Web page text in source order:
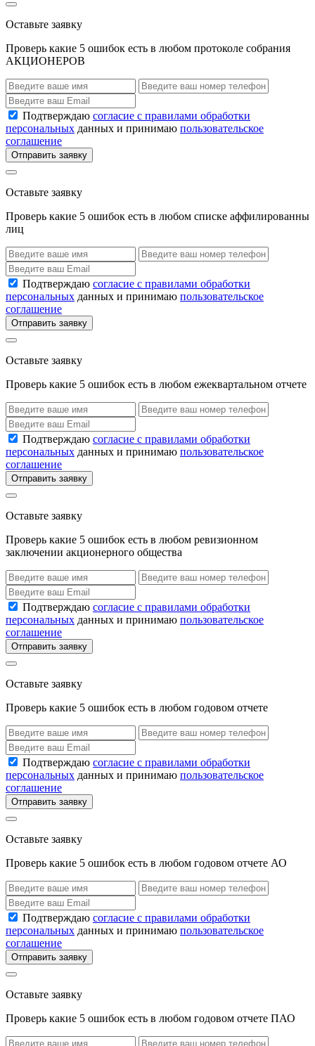
Оставьте заявку
Проверь какие 5 ошибок есть в любом протоколе собрания
АКЦИОНЕРОВ
Подтверждаю согласие с правилами обработки
персональных данных и принимаю пользовательское
соглашение
Отправить заявку
Оставьте заявку
Проверь какие 5 ошибок есть в любом списке аффилированны
лиц
Подтверждаю согласие с правилами обработки
персональных данных и принимаю пользовательское
соглашение
Отправить заявку
Оставьте заявку
Проверь какие 5 ошибок есть в любом ежеквартальном отчете
Подтверждаю согласие с правилами обработки
персональных данных и принимаю пользовательское
соглашение
Отправить заявку
Оставьте заявку
Проверь какие 5 ошибок есть в любом ревизионном
заключении акционерного общества
Подтверждаю согласие с правилами обработки
персональных данных и принимаю пользовательское
соглашение
Отправить заявку
Оставьте заявку
Проверь какие 5 ошибок есть в любом годовом отчете
Подтверждаю согласие с правилами обработки
персональных данных и принимаю пользовательское
соглашение
Отправить заявку
Оставьте заявку
Проверь какие 5 ошибок есть в любом годовом отчете АО
Подтверждаю согласие с правилами обработки
персональных данных и принимаю пользовательское
соглашение
Отправить заявку
Оставьте заявку
Проверь какие 5 ошибок есть в любом годовом отчете ПАО